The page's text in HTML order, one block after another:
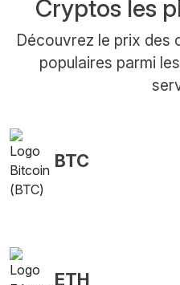
Cryptos les
Découvrez le prix des
populaires parmi
BTC
ETH